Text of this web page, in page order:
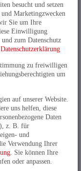
Die
im
werden.
in Bezug
an die
Die
mit der
und
die
noch viel
von
eingesetzt
besucht und setzen
Marketingzwecken
Sie um Ihre
Einwilligung
zum Datenschutz
Datenschutzerklärung
zu freiwilligen
um
auf unserer Website.
uns helfen, diese
Daten
z. B. für
und
Verwendung Ihrer
. Sie können Ihre
oder anpassen.